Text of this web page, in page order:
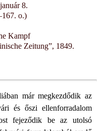
8.
o.)
Kampf
Zeitung”, 1849.
már megkezdődik az
és őszi ellenforradalom
fejeződik be az utolsó